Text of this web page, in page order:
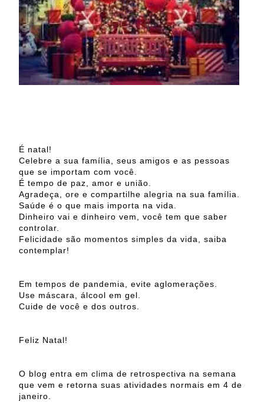
É natal!
Celebre a sua família, seus amigos e as pessoas
que se importam com você.
É tempo de paz, amor e união.
Agradeça, ore e compartilhe alegria na sua família.
Saúde é o que mais importa na vida.
Dinheiro vai e dinheiro vem, você tem que saber
controlar.
Felicidade são momentos simples da vida, saiba
contemplar!
Em tempos de pandemia, evite aglomerações.
Use máscara, álcool em gel.
Cuide de você e dos outros.
Feliz Natal!
O blog entra em clima de retrospectiva na semana
que vem e retorna suas atividades normais em 4 de
janeiro.